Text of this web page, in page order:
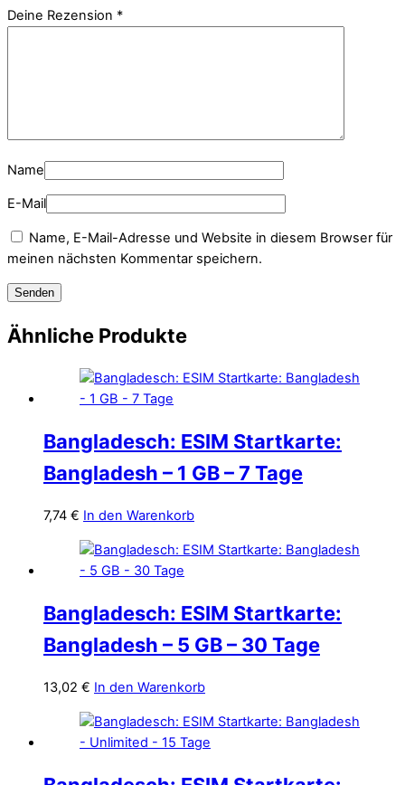
Deine Rezension *
Name
E-Mail
Name, E-Mail-Adresse und Website in diesem Browser für
meinen nächsten Kommentar speichern.
Ähnliche Produkte
Bangladesch: ESIM Startkarte:
Bangladesh – 1 GB – 7 Tage
7,74 € In den Warenkorb
Bangladesch: ESIM Startkarte:
Bangladesh – 5 GB – 30 Tage
13,02 € In den Warenkorb